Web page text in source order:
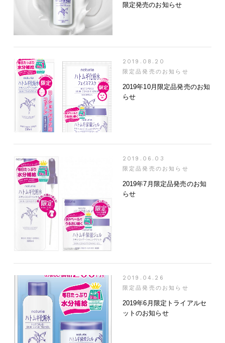
限定発売のお知らせ
2019.08.20
限定品発売のお知らせ
2019年10月限定品発売のお知
らせ
2019.06.03
限定品発売のお知らせ
2019年7月限定品発売のお知
らせ
2019.04.26
限定品発売のお知らせ
2019年6月限定トライアルセ
ットのお知らせ